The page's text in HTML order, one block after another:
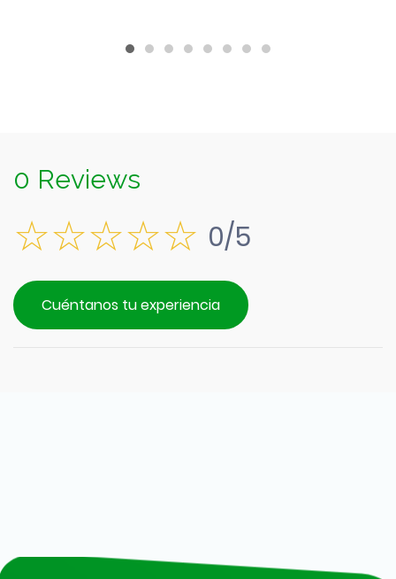
0 Reviews
0/5
Cuéntanos tu experiencia